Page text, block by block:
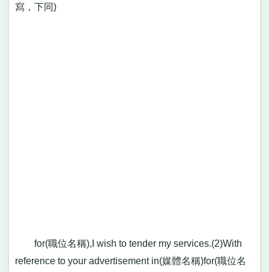
寫，下同)
for(職位名稱),I wish to tender my services.(2)With
reference to your advertisement in(媒體名稱)for(職位名